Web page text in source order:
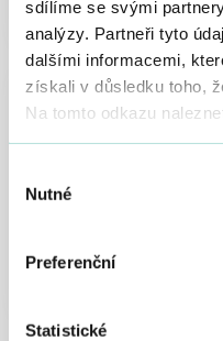
sdílíme se svými
analýzy. Partneři tyto
dalšími informacemi,
získali v důsledku toho,
Na tomto odkazu
souhlasu
Nutné
Preferenční
Statistické